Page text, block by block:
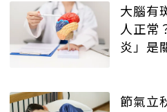
大腦有
人正常
炎」是
節氣立